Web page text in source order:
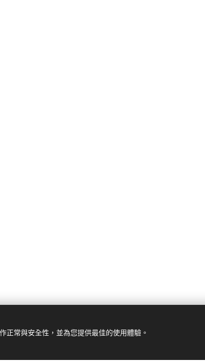
正常與安全性，並為您提供最佳的使用體驗。